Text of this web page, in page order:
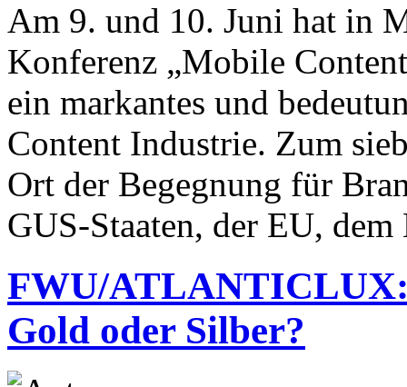
Am 9. und 10. Juni hat in
Konferenz „Mobile
ein markantes und
Content Industrie. Zum
Ort der Begegnung für
GUS-Staaten, der EU,
FWU/ATLANTICLUX:
Gold oder Silber?